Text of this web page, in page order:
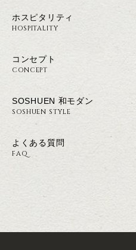
ホスピタリティ
HOSPITALITY
コンセプト
CONCEPT
SOSHUEN 和モダン
SOSHUEN STYLE
よくある質問
FAQ